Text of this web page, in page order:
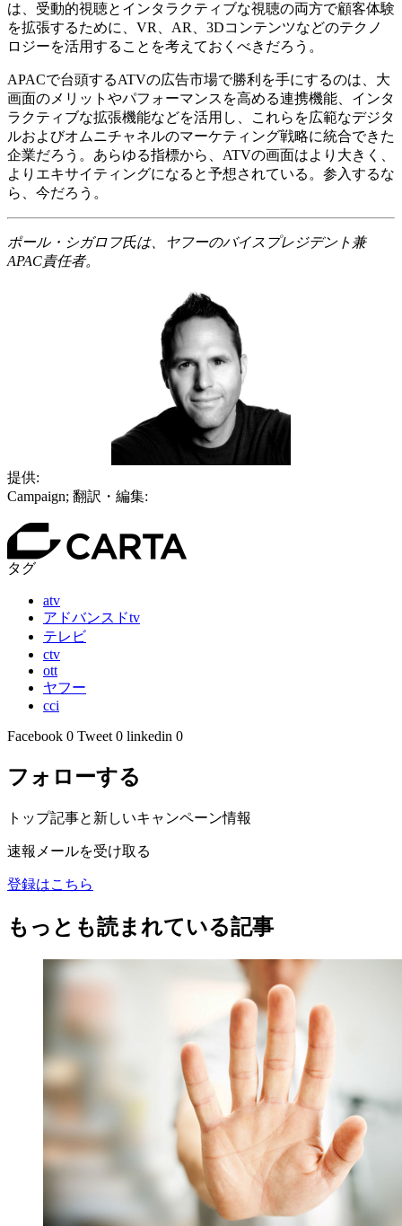
は、受動的視聴とインタラクティブな視聴の両方で顧客体験
を拡張するために、VR、AR、3Dコンテンツなどのテクノ
ロジーを活用することを考えておくべきだろう。
APACで台頭するATVの広告市場で勝利を手にするのは、大
画面のメリットやパフォーマンスを高める連携機能、インタ
ラクティブな拡張機能などを活用し、これらを広範なデジタ
ルおよびオムニチャネルのマーケティング戦略に統合できた
企業だろう。あらゆる指標から、ATVの画面はより大きく、
よりエキサイティングになると予想されている。参入するな
ら、今だろう。
ポール・シガロフ氏は、ヤフーのバイスプレジデント兼
APAC責任者。
提供:
Campaign; 翻訳・編集:
タグ
atv
アドバンスドtv
テレビ
ctv
ott
ヤフー
cci
Facebook 0 Tweet 0 linkedin 0
フォローする
トップ記事と新しいキャンペーン情報
速報メールを受け取る
登録はこちら
もっとも読まれている記事